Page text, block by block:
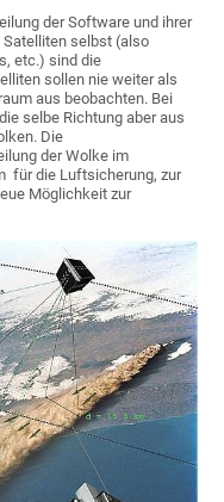
der Software und ihrer
selbst (also
etc.) sind die
sollen nie weiter als
aus beobachten. Bei
selbe Richtung aber aus
Die
der Wolke im
für die Luftsicherung, zur
Möglichkeit zur